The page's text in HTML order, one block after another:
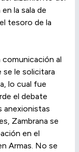
la sala de
tesoro de la
comunicación al
se le solicitara
lo cual fue
el debate
anexionistas
Zambrana se
en el
Armas. No se